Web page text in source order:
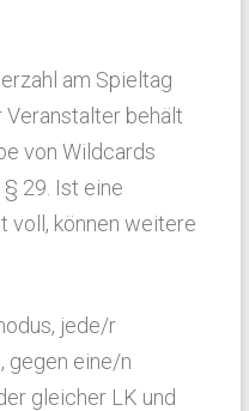
am Spieltag
Veranstalter behält
von Wildcards
29. Ist eine
voll, können weitere
jede/r
gegen eine/n
gleicher LK und